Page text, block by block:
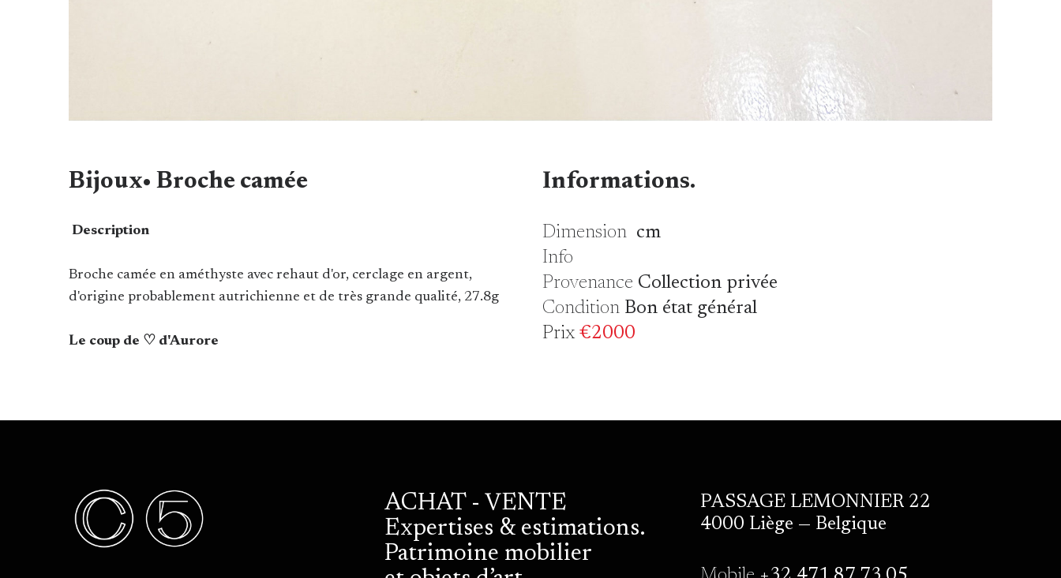
Bijoux• Broche camée
Description
Broche camée en améthyste avec rehaut d'or, cerclage en argent,
d'origine probablement autrichienne et de très grande qualité, 27.8g
Le coup de ♡ d'Aurore
Informations.
Dimensioncm
Info
Provenance Collection privée
Condition Bon état général
Prix€2000
ACHAT - VENTE
Expertises & estimations.
Patrimoine mobilier
PASSAGE LEMONNIER 22
4000 Liège — Belgique